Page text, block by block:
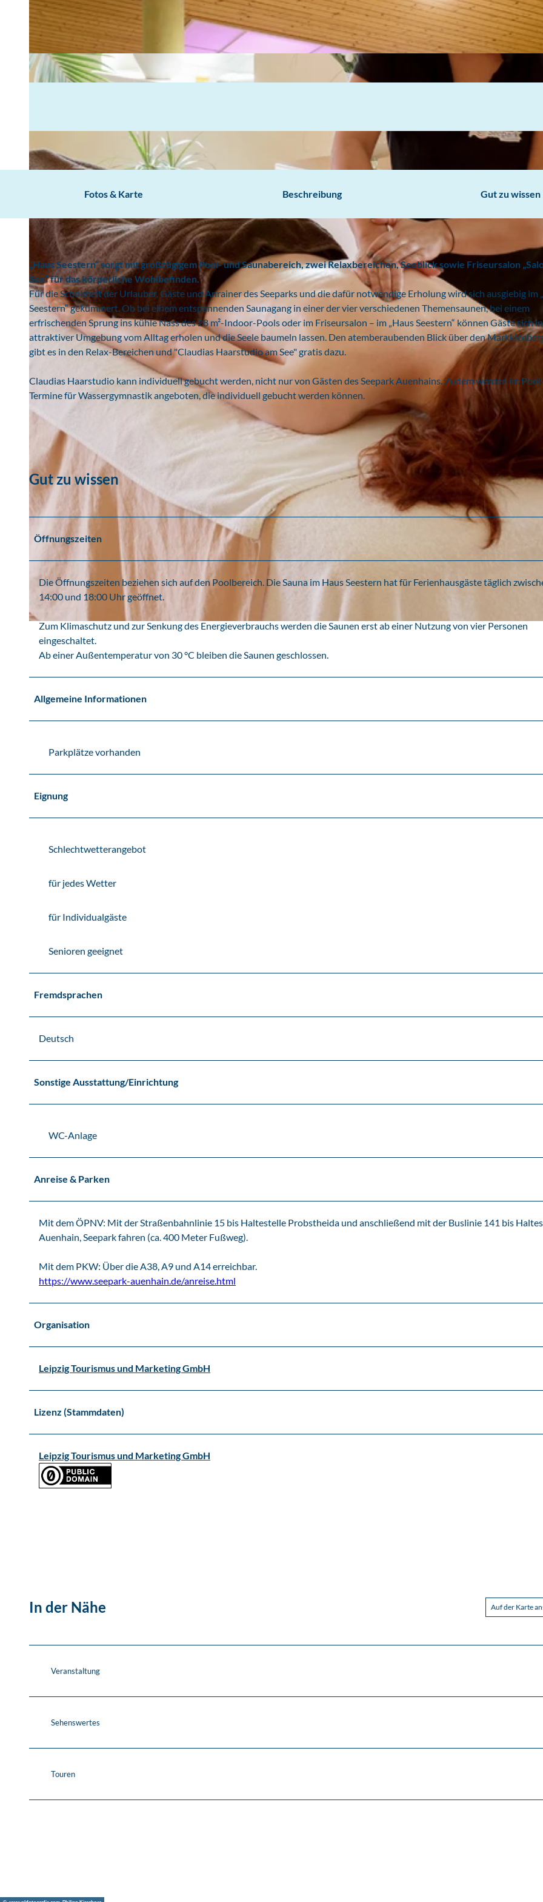
© Seepark Auenhain, Ralf Telling
Fotos & Karte Beschreibung Gut zu wissen
„Haus Seestern“ sorgt mit großzügigem Pool- und Saunabereich, zwei Relaxbereichen, Seeblick sowie Friseursalon
See“ für das körperliche Wohlbefinden.
Für die Schönheit der Urlauber, Gäste und Anrainer des Seeparks und die dafür notwendige Erholung wird sich ausgiebig im
Seestern“ gekümmert. Ob bei einem entspannenden Saunagang in einer der vier verschiedenen Themensaunen, bei einem
erfrischenden Sprung ins kühle Nass des 28 m²-Indoor-Pools oder im Friseursalon – im „Haus Seestern“ können Gäste sich in
attraktiver Umgebung vom Alltag erholen und die Seele baumeln lassen. Den atemberaubenden Blick über den
gibt es in den Relax-Bereichen und "Claudias Haarstudio am See" gratis dazu.
Claudias Haarstudio kann individuell gebucht werden, nicht nur von Gästen des Seepark Auenhains. Zudem werden im Pool
Termine für Wassergymnastik angeboten, die individuell gebucht werden können.
Gut zu wissen
Öffnungszeiten
Die Öffnungszeiten beziehen sich auf den Poolbereich. Die Sauna im Haus Seestern hat für Ferienhausgäste täglich
14:00 und 18:00 Uhr geöffnet.
Zum Klimaschutz und zur Senkung des Energieverbrauchs werden die Saunen erst ab einer Nutzung von vier Personen
eingeschaltet.
Ab einer Außentemperatur von 30 °C bleiben die Saunen geschlossen.
Allgemeine Informationen
Parkplätze vorhanden
Eignung
Schlechtwetterangebot
für jedes Wetter
für Individualgäste
Senioren geeignet
Fremdsprachen
Deutsch
Sonstige Ausstattung/Einrichtung
WC-Anlage
Anreise & Parken
Mit dem ÖPNV: Mit der Straßenbahnlinie 15 bis Haltestelle Probstheida und anschließend mit der Buslinie 141 bis
Auenhain, Seepark fahren (ca. 400 Meter Fußweg).
Mit dem PKW: Über die A38, A9 und A14 erreichbar.
https://www.seepark-auenhain.de/anreise.html
Organisation
Leipzig Tourismus und Marketing GmbH
Lizenz (Stammdaten)
Leipzig Tourismus und Marketing GmbH
In der Nähe Auf der Karte
Veranstaltung
Sehenswertes
Touren